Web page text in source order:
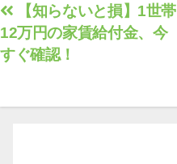
投
稿
ナ
ゲ
【知らないと損】1世帯
12万円の家賃給付金、今
すぐ確認！